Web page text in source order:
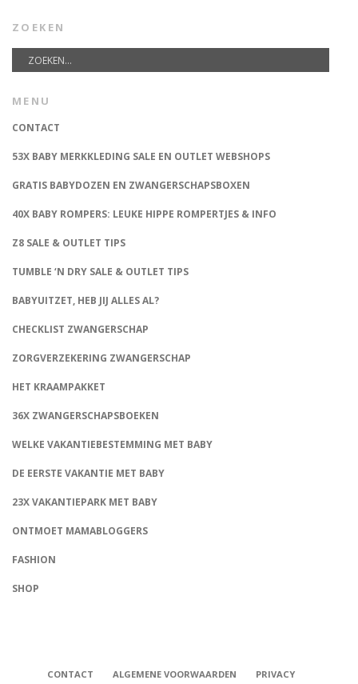
ZOEKEN
MENU
CONTACT
53X BABY MERKKLEDING SALE EN OUTLET WEBSHOPS
GRATIS BABYDOZEN EN ZWANGERSCHAPSBOXEN
40X BABY ROMPERS: LEUKE HIPPE ROMPERTJES & INFO
Z8 SALE & OUTLET TIPS
TUMBLE ‘N DRY SALE & OUTLET TIPS
BABYUITZET, HEB JIJ ALLES AL?
CHECKLIST ZWANGERSCHAP
ZORGVERZEKERING ZWANGERSCHAP
HET KRAAMPAKKET
36X ZWANGERSCHAPSBOEKEN
WELKE VAKANTIEBESTEMMING MET BABY
DE EERSTE VAKANTIE MET BABY
23X VAKANTIEPARK MET BABY
ONTMOET MAMABLOGGERS
FASHION
SHOP
CONTACT ALGEMENE VOORWAARDEN PRIVACY